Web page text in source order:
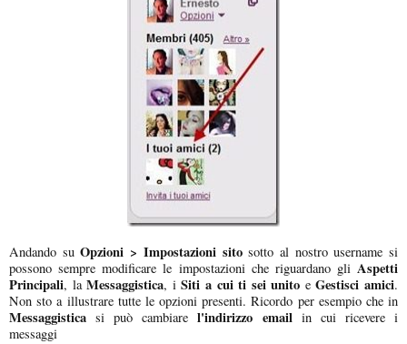
Andando suOpzioni > Impostazioni sitosotto al nostro username si
possono sempre modificare le impostazioni che riguardano gli Aspetti
Principali, laMessaggistica, iSiti a cui ti sei unito eGestisci amici.
Non sto a illustrare tutte le opzioni presenti. Ricordo per esempio che in
Messaggisticasi può cambiarel'indirizzo emailin cui ricevere i
messaggi